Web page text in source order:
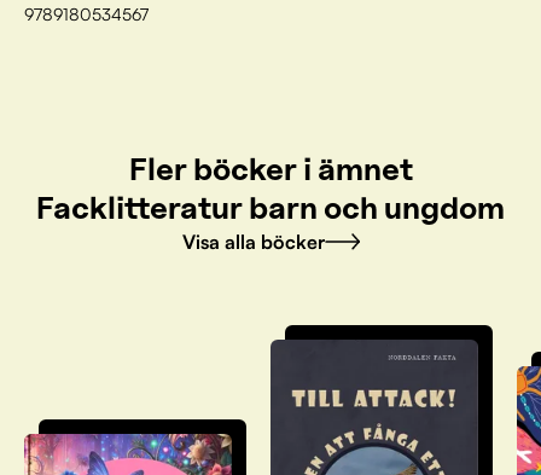
9789180534567
Fler böcker i ämnet
Facklitteratur barn och ungdom
Visa alla böcker